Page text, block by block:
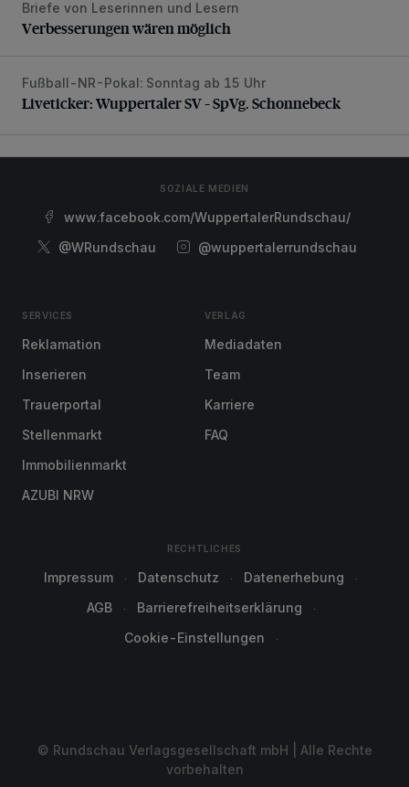
Verbesserungen wären möglich
Briefe von Leserinnen und Lesern
Verbesserungen wären möglich
Liveticker: Wuppertaler SV – SpVg. Schonnebeck
Fußball-NR-Pokal: Sonntag ab 15 Uhr
Liveticker: Wuppertaler SV – SpVg. Schonnebeck
SOZIALE MEDIEN
www.facebook.com/WuppertalerRundschau/
@WRundschau
@wuppertalerrundschau
SERVICES
Reklamation
Inserieren
Trauerportal
Stellenmarkt
Immobilienmarkt
AZUBI NRW
VERLAG
Mediadaten
Team
Karriere
FAQ
RECHTLICHES
Impressum Datenschutz
Datenerhebung
AGB
Barrierefreiheitserklärung
Cookie-Einstellungen
© Rundschau Verlagsgesellschaft mbH | Alle Rechte
vorbehalten